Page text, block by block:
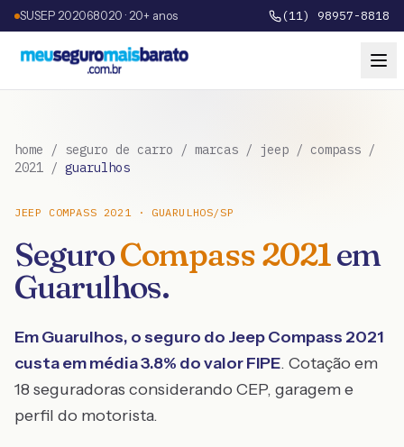
SUSEP 202068020 · 20+ anos (11) 98957-8818
home / seguro de carro / marcas / jeep / compass /
2021 / guarulhos
JEEP COMPASS 2021· GUARULHOS/SP
SeguroCompass2021em
Guarulhos.
EmGuarulhos, o seguro do JeepCompass 2021
custa em média3.8% do valor FIPE. Cotação em
18 seguradoras considerando CEP, garagem e
perfil do motorista.